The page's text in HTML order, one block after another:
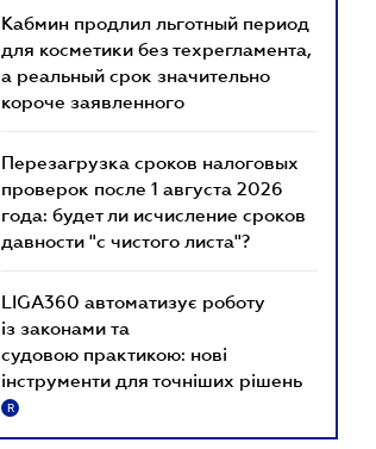
Кабмин продлил льготный период
для косметики без техрегламента,
а реальный срок значительно
короче заявленного
Перезагрузка сроков налоговых
проверок после 1 августа 2026
года: будет ли исчисление сроков
давности "с чистого листа"?
LIGA360 автоматизує роботу
із законами та
судовою практикою: нові
інструменти для точніших рішень
R